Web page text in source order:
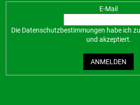
E-Mail
Die Datenschutzbestimmungen habe ich
und akzeptiert.
ANMELDEN